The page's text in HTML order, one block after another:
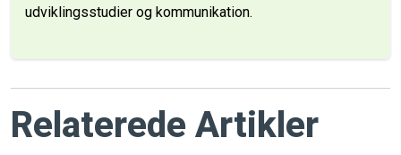
udviklingsstudier og kommunikation.
Relaterede Artikler